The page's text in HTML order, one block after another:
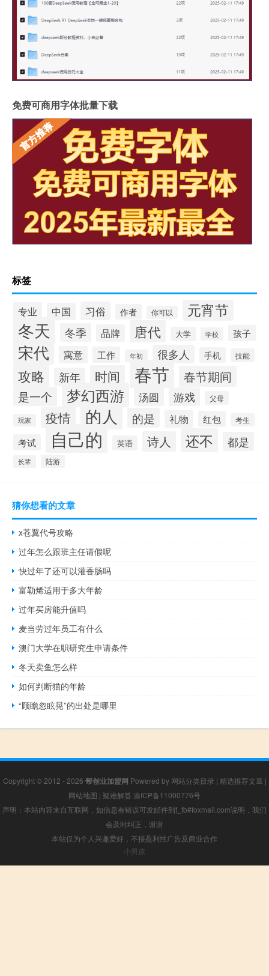
免费可商用字体批量下载
标签
专业 中国 习俗 作者 你可以 元宵节
冬天 冬季 品牌 唐代 大学 学校 孩子
宋代 寓意 工作 年初 很多人 手机 技能
攻略 新年 时间 春节 春节期间
是一个 梦幻西游 汤圆 游戏 父母
玩家 疫情 的人 的是 礼物 红包 考生
考试 自己的 英语 诗人 还不 都是
长辈 陆游
猜你想看的文章
x苍翼代号攻略
过年怎么跟班主任请假呢
快过年了还可以灌香肠吗
富勒烯适用于多大年龄
过年买房能升值吗
麦当劳过年员工有什么
澳门大学在职研究生申请条件
冬天卖鱼怎么样
如何判断猫的年龄
“顾瞻忽眩晃”的出处是哪里
Copyright © 2012 - 2026 帮创业加盟网 Powered by 网站分类目录 | 精选推荐文章 |
网站地图 | 疑难解答 渝ICP备11000776号
声明：本站内容来自互联网，如信息有错误可发邮件到f_fb#foxmail.com说明，我们
会及时纠正，谢谢
本站仅为个人兴趣爱好，不接盈利性广告及商业合作
小男孩